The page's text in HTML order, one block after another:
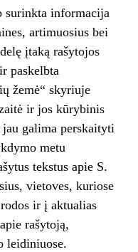
surinkta informacija
artimuosius bei
įtaką rašytojos
paskelbta
žemė“ skyriuje
ir jos kūrybinis
galima perskaityti
metu
tekstus apie S.
vietoves, kuriose
ir į aktualias
rašytoją,
leidiniuose.